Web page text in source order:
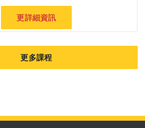
更詳細資訊
更多課程